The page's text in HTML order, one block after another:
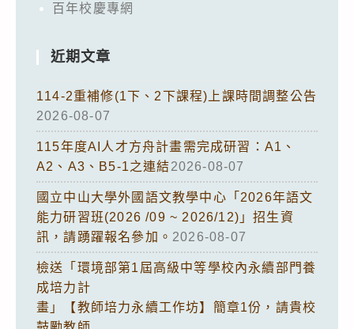
百年校慶專網
近期文章
114-2重補修(1下、2下課程)上課時間調整公告
2026-08-07
115年度AI人才方舟計畫需完成研習：A1、
A2、A3、B5-1之連結2026-08-07
國立中山大學外國語文教學中心「2026年語文
能力研習班(2026 /09 ~ 2026/12)」招生資
訊，請踴躍報名參加。 2026-08-07
檢送「環境部第1屆高級中等學校內永續部門養
成培力計
畫」【教師培力永續工作坊】簡章1份，請貴校